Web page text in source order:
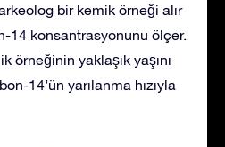
bir kemik örneği alır
14 konsantrasyonunu ölçer.
örneğinin yaklaşık yaşını
14’ün yarılanma hızıyla